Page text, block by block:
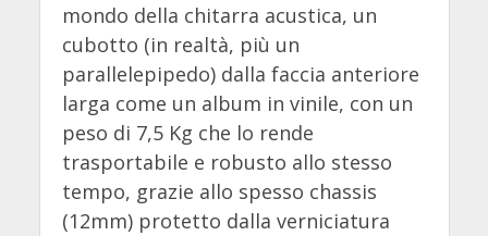
mondo della chitarra acustica, un
cubotto (in realtà, più un
parallelepipedo) dalla faccia anteriore
larga come un album in vinile, con un
peso di 7,5 Kg che lo rende
trasportabile e robusto allo stesso
tempo, grazie allo spesso chassis
(12mm) protetto dalla verniciatura